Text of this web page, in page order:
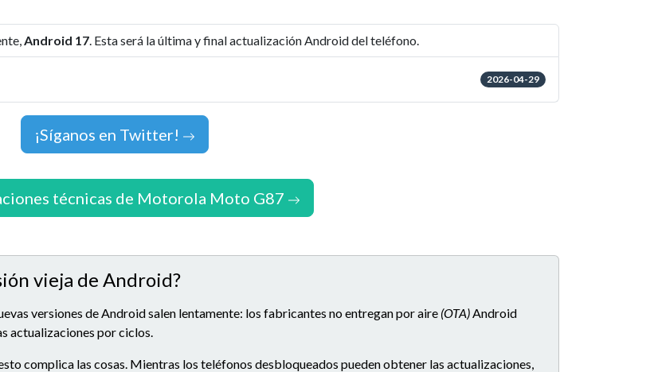
Android 17. Esta será la última y final actualización Android del teléfono.
2026-04-29
¡Síganos en Twitter!
técnicas de Motorola Moto G87
vieja de Android?
versiones de Android salen lentamente: los fabricantes no entregan por aire (OTA)Android
actualizaciones por ciclos.
complica las cosas. Mientras los teléfonos desbloqueados pueden obtener las actualizaciones,